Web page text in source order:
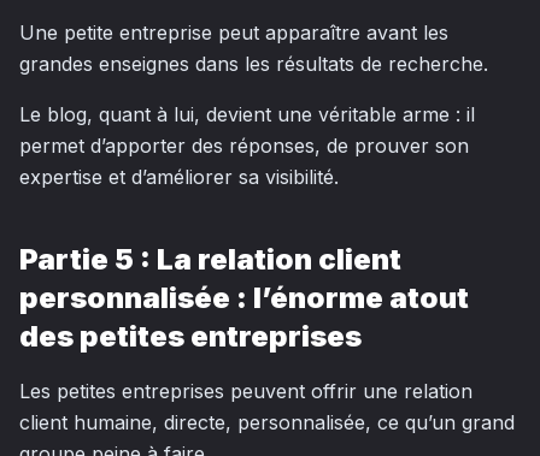
Une petite entreprise peut apparaître avant les
grandes enseignes dans les résultats de recherche.
Le blog, quant à lui, devient une véritable arme : il
permet d’apporter des réponses, de prouver son
expertise et d’améliorer sa visibilité.
Partie 5 : La relation client
personnalisée : l’énorme atout
des petites entreprises
Les petites entreprises peuvent offrir une relation
client humaine, directe, personnalisée, ce qu’un grand